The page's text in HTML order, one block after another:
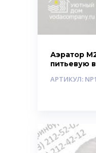
Аэратор
питьевую
АРТИКУЛ: